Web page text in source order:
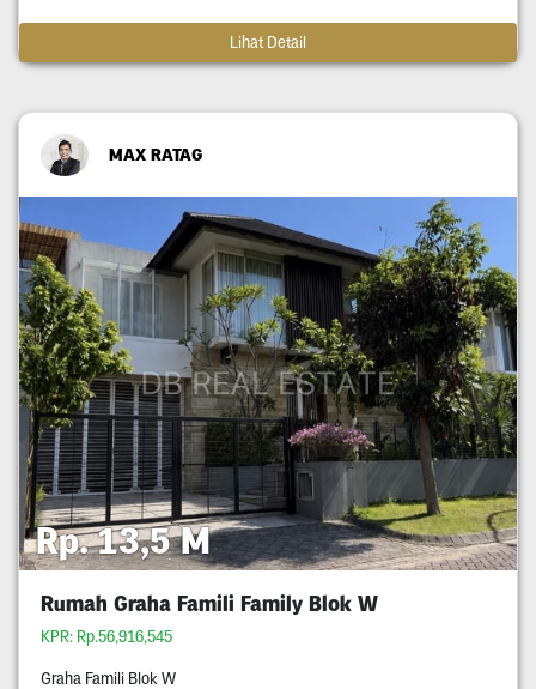
Lihat Detail
MAX RATAG
Rp. 13,5 M
Rumah Graha Famili Family Blok W
KPR: Rp.56,916,545
Graha Famili Blok W